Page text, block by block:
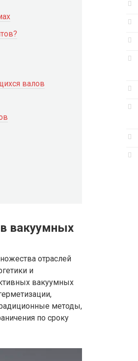
валов
вакуумных
отраслей
и
вакуумных
методы,
по сроку